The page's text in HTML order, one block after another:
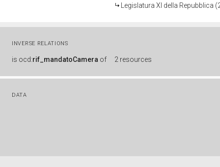
Legislatura XI della Repubblica
INVERSE RELATIONS
is ocd:rif_mandatoCamera of 2 resources
DATA